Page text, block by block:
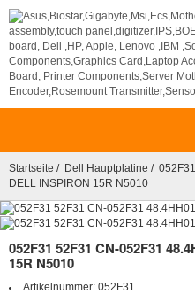
Startseite / Dell Hauptplatine /
DELL INSPIRON 15R N5010
052F31 52F31 CN-052F31
15R N5010
Artikelnummer: 052F31